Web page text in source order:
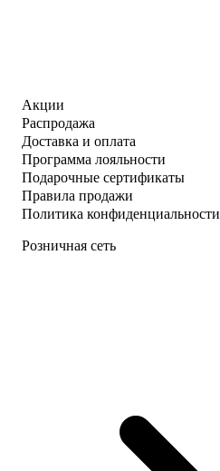
Акции
Распродажа
Доставка и оплата
Программа лояльности
Подарочные сертификаты
Правила продажи
Политика конфиденциальности
Розничная сеть